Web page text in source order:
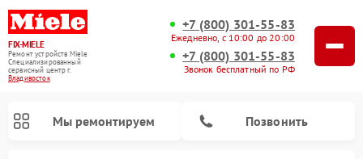
FIX-MIELE
Ремонт устройств Miele
Специализированный
cервисный центр г.
Владивосток
+7 (800) 301-55-83
Ежедневно, с 10:00 до 20:00
+7 (800) 301-55-83
Звонок бесплатный по РФ
Мы ремонтируем Позвонить